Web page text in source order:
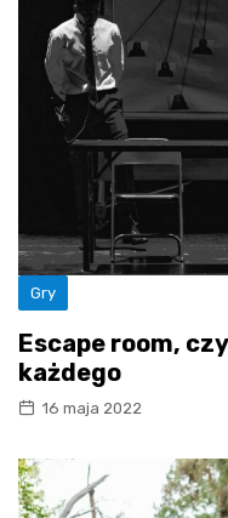
Gry
Escape room,
każdego
16 maja 2022